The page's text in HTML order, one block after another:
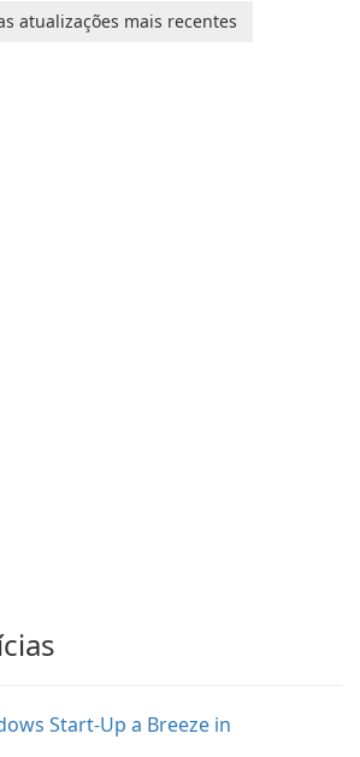
baby tracking, offering
atualizações mais recentes